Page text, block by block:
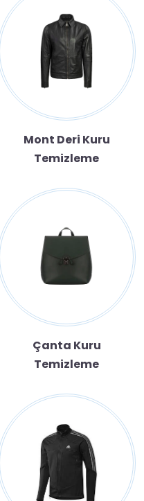
Mont Deri Kuru
Temizleme
Çanta Kuru
Temizleme